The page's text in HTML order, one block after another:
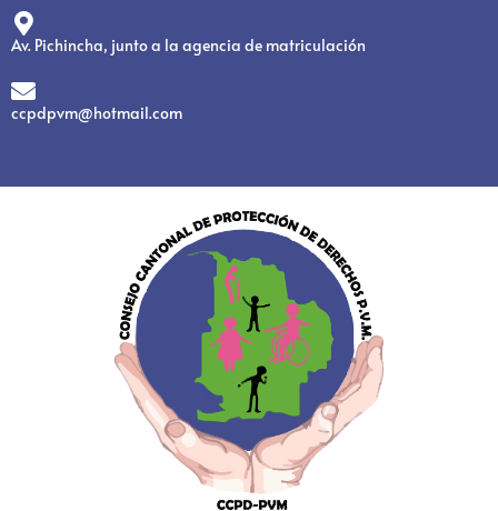
Av. Pichincha, junto a la agencia de matriculación
ccpdpvm@hotmail.com